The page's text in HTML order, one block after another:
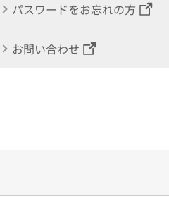
パスワードをお忘れの方
お問い合わせ